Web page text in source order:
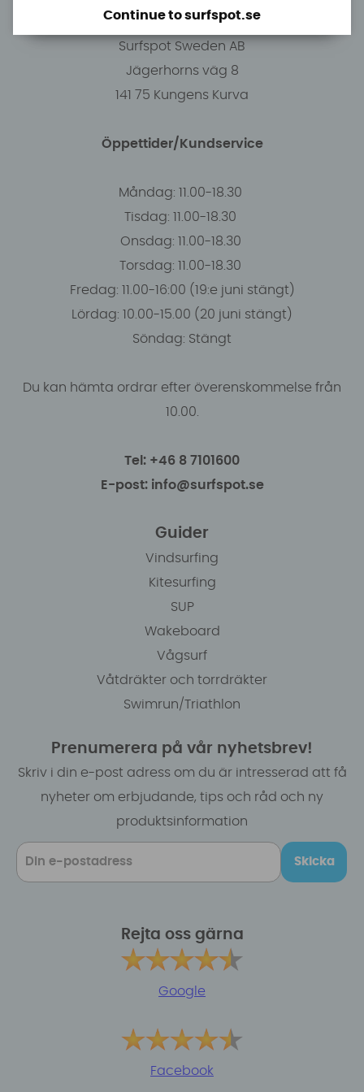
Butiken i Stockholm
Surfspot Sweden AB
Jägerhorns väg 8
141 75 Kungens Kurva
Öppettider/Kundservice
Måndag: 11.00-18.30
Tisdag: 11.00-18.30
Onsdag: 11.00-18.30
Torsdag: 11.00-18.30
Fredag: 11.00-16:00 (19:e juni stängt)
Lördag: 10.00-15.00 (20 juni stängt)
Söndag: Stängt
Du kan hämta ordrar efter överenskommelse från
10.00.
Tel: +46 8 7101600
E-post: info@surfspot.se
Guider
Vindsurfing
Kitesurfing
SUP
Wakeboard
Vågsurf
Våtdräkter och torrdräkter
Swimrun/Triathlon
Prenumerera på vår nyhetsbrev!
Skriv i din e-post adress om du är intresserad att få
nyheter om erbjudande, tips och råd och ny
produktsinformation
Skicka
Rejta oss gärna
Google
Facebook
Continue to surfspot.se